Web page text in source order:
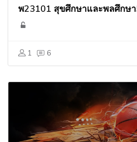
พ23101 สุขศึกษาและพลศึกษ
1 6